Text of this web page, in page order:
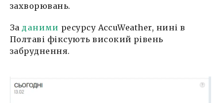
захворювань.
Заданими ресурсу AccuWeather, нині в
Полтаві фіксують високий рівень
забруднення.